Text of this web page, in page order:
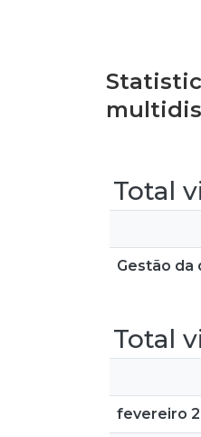
Total
Gestão da
Total
fevereiro